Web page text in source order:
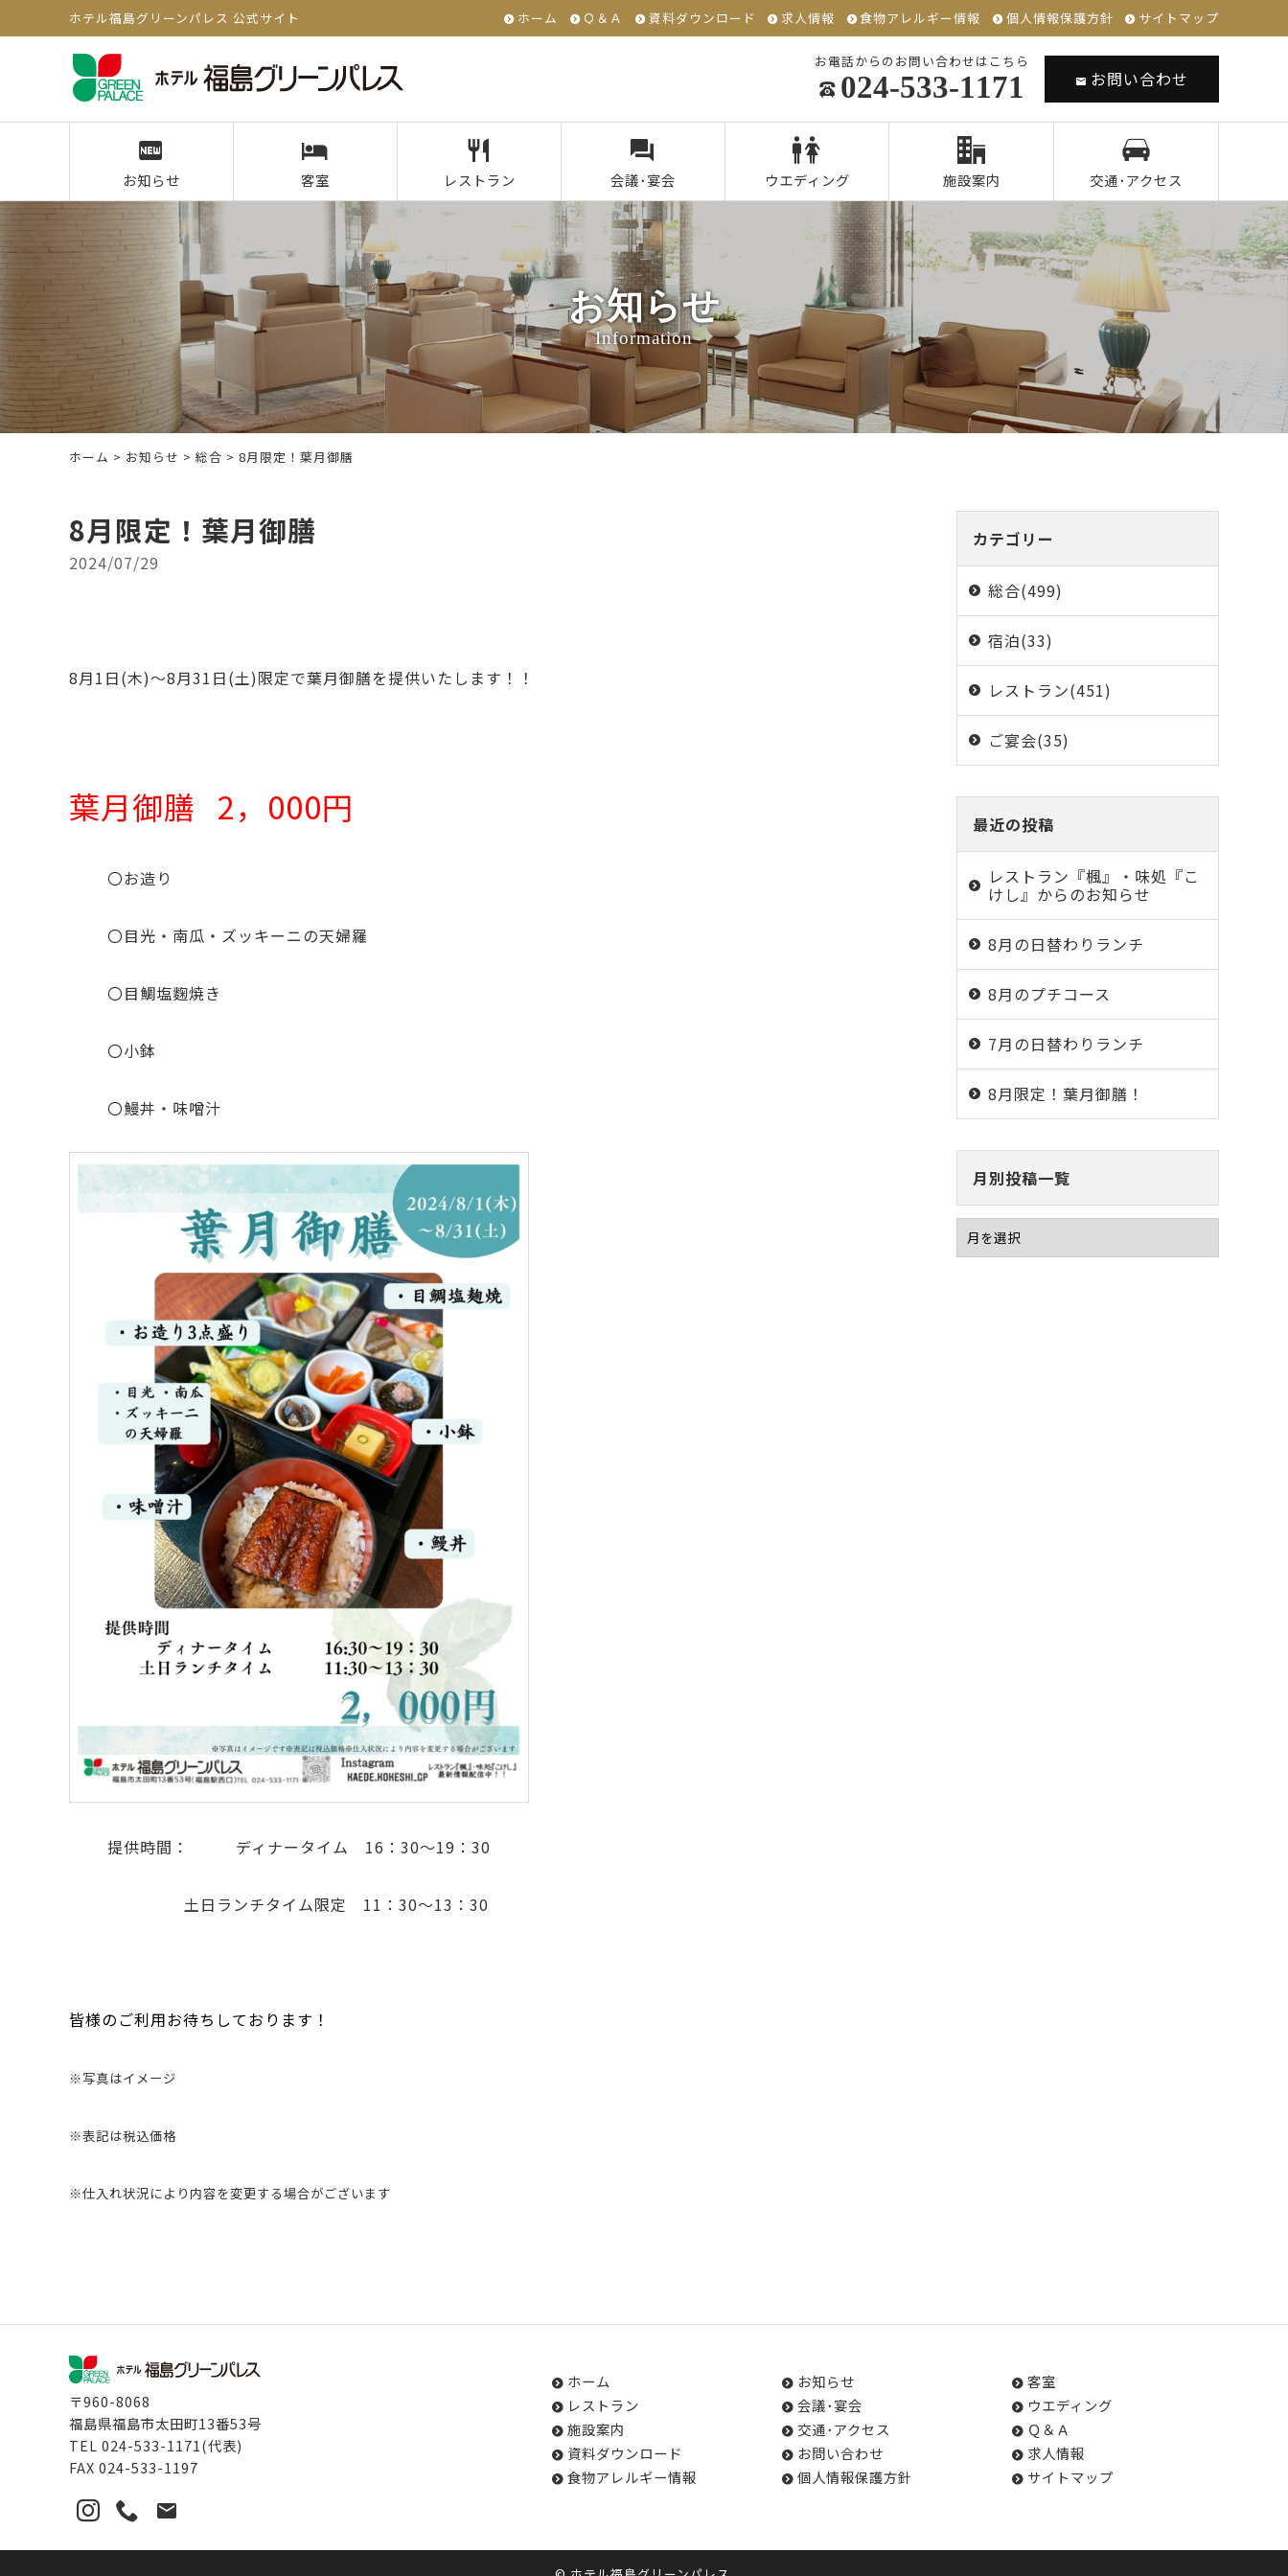
ホテル福島グリーンパレス 公式サイト ホーム Ｑ＆Ａ 資料ダウンロード 求人情報 食物アレルギー情報 個人情報保護方針 サイトマップ
お電話からのお問い合わせはこちら
024-533-1171 お問い合わせ
お知らせ 客室 レストラン 会議･宴会 ウエディング 施設案内 交通･アクセス
お知らせ
Information
ホーム > お知らせ > 総合 > 8月限定！葉月御膳
8月限定！葉月御膳
2024/07/29
8月1日(木)～8月31日(土)限定で葉月御膳を提供いたします！！
葉月御膳 2，000円
〇お造り
〇目光・南瓜・ズッキーニの天婦羅
〇目鯛塩麴焼き
〇小鉢
〇鰻丼・味噌汁
提供時間： ディナータイム 16：30～19：30
土日ランチタイム限定 11：30～13：30
皆様のご利用お待ちしております！
※写真はイメージ
※表記は税込価格
※仕入れ状況により内容を変更する場合がございます
カテゴリー
総合(499)
宿泊(33)
レストラン(451)
ご宴会(35)
最近の投稿
レストラン『楓』・味処『こ
けし』からのお知らせ
8月の日替わりランチ
8月のプチコース
7月の日替わりランチ
8月限定！葉月御膳！
月別投稿一覧
〒960-8068
福島県福島市太田町13番53号
TEL 024-533-1171(代表)
FAX 024-533-1197
ホーム お知らせ
客室
レストラン
会議･宴会
ウエディング
施設案内
交通･アクセス
Ｑ＆Ａ
資料ダウンロード
お問い合わせ
求人情報
食物アレルギー情報
個人情報保護方針 サイトマップ